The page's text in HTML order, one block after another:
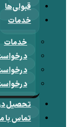
قبولی‌ها
خدمات
خدمات
تحصیل
تماس با